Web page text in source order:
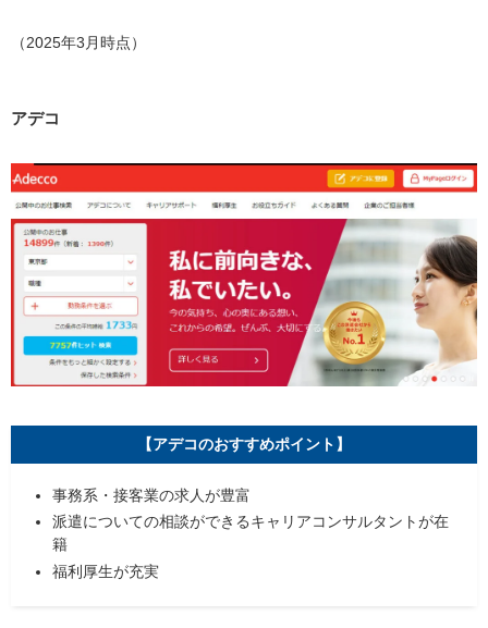
派遣会社に登録する2つのデメリット
福岡で優良な派遣会社に登録する際のチェックポイント
担当者のサポート範囲と対応
利用者からの評判・口コミ
優良派遣事業者認定の有無
福利厚生制度の内
取り扱う求人数
1.派遣会社へ登録する
3.担当者とのキャリア相談
4.求人紹介・応募・選考
5.内定先の見学
（2025年3月時点）
アデコ
【アデコのおすすめポイント】
事務系・接客業の求人が豊富
派遣についての相談ができるキャリアコンサルタントが在
籍
福利厚生が充実